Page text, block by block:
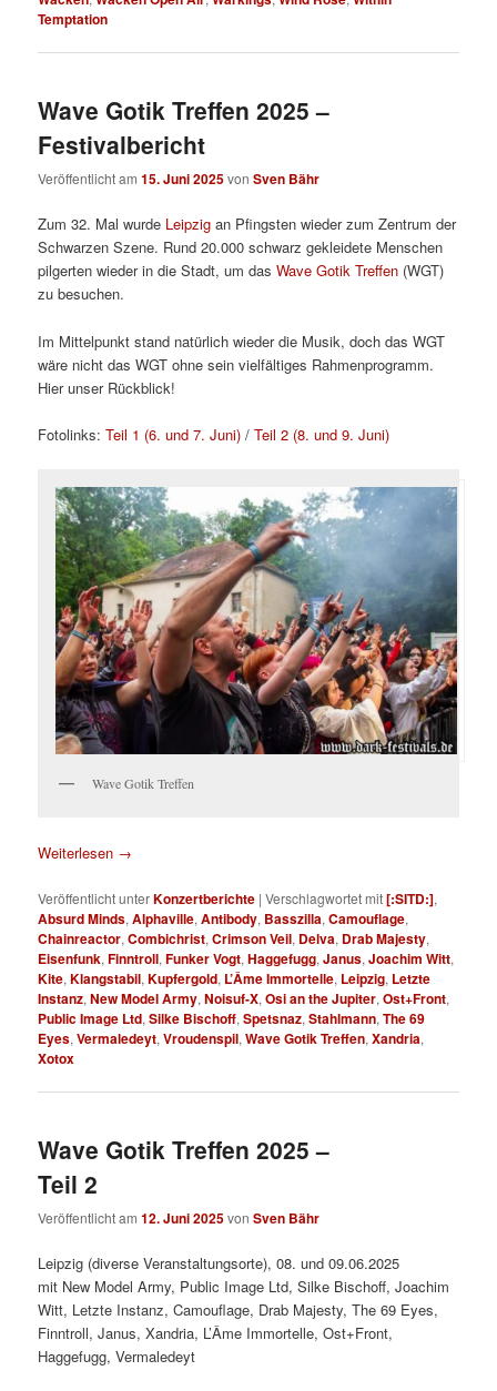
Temptation
Wave Gotik Treffen 2025 –
Festivalbericht
Veröffentlicht am15. Juni 2025vonSven Bähr
Zum 32. Mal wurde Leipzig an Pfingsten wieder zum Zentrum der
Schwarzen Szene. Rund 20.000 schwarz gekleidete Menschen
pilgerten wieder in die Stadt, um dasWave Gotik Treffen (WGT)
zu besuchen.
Im Mittelpunkt stand natürlich wieder die Musik, doch das WGT
wäre nicht das WGT ohne sein vielfältiges Rahmenprogramm.
Hier unser Rückblick!
Fotolinks:Teil 1 (6. und 7. Juni) /Teil 2 (8. und 9. Juni)
Wave Gotik Treffen
Weiterlesen →
Veröffentlicht unterKonzertberichte |Verschlagwortet mit[:SITD:],
Absurd Minds,Alphaville,Antibody, Basszilla,Camouflage,
Chainreactor,Combichrist,Crimson Veil, Delva, Drab Majesty,
Eisenfunk,Finntroll,Funker Vogt,Haggefugg,Janus,Joachim Witt,
Kite,Klangstabil,Kupfergold, L’Âme Immortelle, Leipzig, Letzte
Instanz,New Model Army,Noisuf-X,Osi an the Jupiter,Ost+Front,
Public Image Ltd,Silke Bischoff,Spetsnaz,Stahlmann,The 69
Eyes,Vermaledeyt,Vroudenspil,Wave Gotik Treffen,Xandria,
Xotox
Wave Gotik Treffen 2025 –
Teil 2
Veröffentlicht am12. Juni 2025vonSven Bähr
Leipzig (diverse Veranstaltungsorte), 08. und 09.06.2025
mit New Model Army, Public Image Ltd, Silke Bischoff, Joachim
Witt, Letzte Instanz, Camouflage, Drab Majesty, The 69 Eyes,
Finntroll, Janus, Xandria, L’Âme Immortelle, Ost+Front,
Haggefugg, Vermaledeyt